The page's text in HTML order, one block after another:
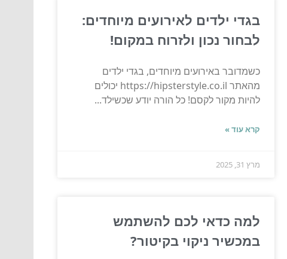
בגדי ילדים לאירועים מיוחדים:
לבחור נכון ולזרוח במקום!
כשמדובר באירועים מיוחדים, בגדי ילדים
מהאתר https://hipsterstyle.co.il יכולים
להיות מקור לקסם! כל הורה יודע שכשילד...
קרא עוד »
מרץ 31, 2025
למה כדאי לכם להשתמש
במכשיר ניקוי בקיטור?